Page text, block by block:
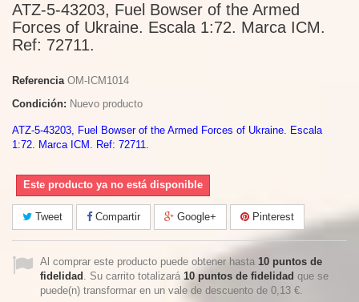
ATZ-5-43203, Fuel Bowser of the Armed
Forces of Ukraine. Escala 1:72. Marca ICM.
Ref: 72711.
Referencia OM-ICM1014
Condición: Nuevo producto
ATZ-5-43203, Fuel Bowser of the Armed Forces of Ukraine. Escala
1:72. Marca ICM. Ref: 72711.
Este producto ya no está disponible
Tweet Compartir Google+ Pinterest
Al comprar este producto puede obtener hasta 10 puntos de
fidelidad . Su carrito totalizará 10 puntos de fidelidad que se
puede(n) transformar en un vale de descuento de 0,13 €.